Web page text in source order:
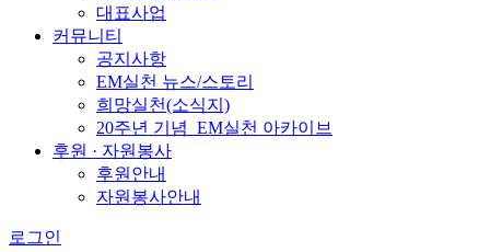
대표사업
커뮤니티
공지사항
EM실천 뉴스/스토리
희망실천(소식지)
20주년 기념_EM실천 아카이브
후원 · 자원봉사
후원안내
자원봉사안내
로그인